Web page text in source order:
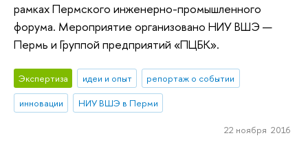
рамках Пермского инженерно-промышленного
форума. Мероприятие организовано НИУ ВШЭ —
Пермь и Группой предприятий «ПЦБК».
Экспертиза идеи и опыт
репортаж о событии
инновации
НИУ ВШЭ в Перми
22 ноября 2016